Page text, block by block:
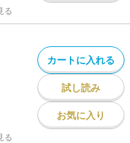
る
カートに入れる
試し読み
お気に入り
る